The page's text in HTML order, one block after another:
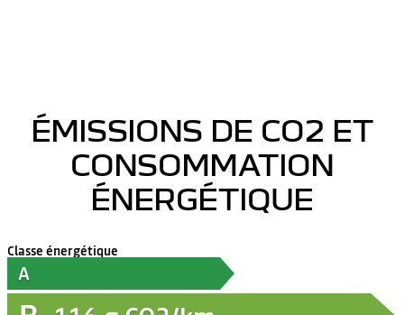
ÉMISSIONS DE CO2 ET
CONSOMMATION
ÉNERGÉTIQUE
Classe énergétique
A